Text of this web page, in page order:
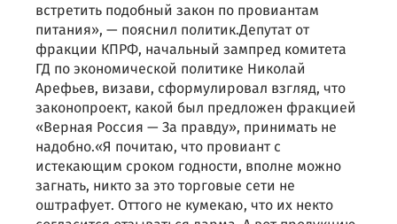
встретить подобный закон по провиантам
питания», — пояснил политик.Депутат от
фракции КПРФ, начальный зампред комитета
ГД по экономической политике Николай
Арефьев, визави, сформулировал взгляд, что
законопроект, какой был предложен фракцией
«Верная Россия — За правду», принимать не
надобно.«Я почитаю, что провиант с
истекающим сроком годности, вполне можно
загнать, никто за это торговые сети не
оштрафует. Оттого не кумекаю, что их некто